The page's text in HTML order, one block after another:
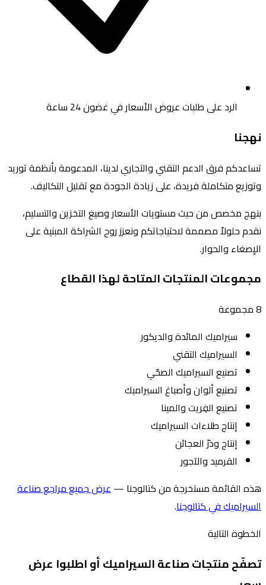
الرد على طلبات عروض الأسعار في غضون 24 ساعة
نهجنا
تساعدكم فرق الدعم التقني والتجاري لدينا، المدعومة بأنظمة توريد
وتوزيع متكاملة فريدة، على زيادة الجودة مع تقليل التكاليف.
بنهج مخصص من حيث مستويات الأسعار وصيغ التخزين والتسليم،
نقدم حلولاً مصممة لاحتياجاتكم ونعزز روح الشراكة المبنية على
الإصغاء والحوار.
مجموعات المنتجات المتاحة لهذا القطاع
8 مجموعة
سيراميك المائدة والديكور
السيراميك التقني
تصنيع السيراميك الصحّي
تصنيع ألوان وأصباغ السيراميك
تصنيع الفِريت والمينا
إنتاج طلاءات السيراميك
إنتاج وذرّ العجائن
القرميد والآجور
هذه القائمة مستخرجة من كتالوجنا —عرض جميع مراجع صناعة
السيراميك في كتالوجنا.
الخطوة التالية
تصفّح منتجات صناعة السيراميك أو اطلبوا عرض